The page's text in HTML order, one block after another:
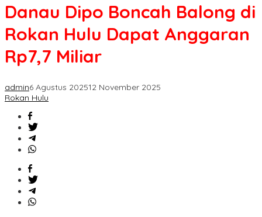
Balong
Rokan
Hulu
Miliar
Danau Dipo Boncah Balong di
Rokan Hulu Dapat Anggaran
Rp7,7 Miliar
admin6 Agustus 202512 November 2025
Rokan Hulu